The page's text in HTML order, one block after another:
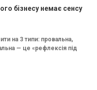
бізнесу немає сенсу
на 3 типи: провальна,
— це «рефлексія під